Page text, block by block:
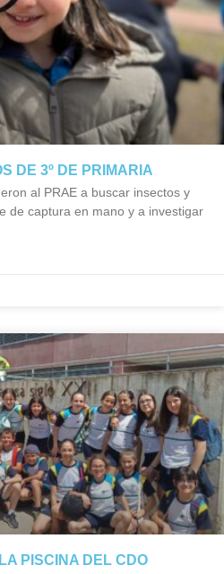
DE 3º DE PRIMARIA
al PRAE a buscar insectos y
de captura en mano y a investigar
PISCINA DEL CDO